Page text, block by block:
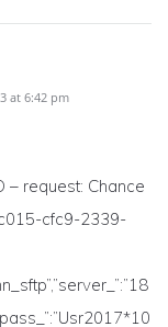
at 6:42 pm
– request: Chance
cfc9-2339-